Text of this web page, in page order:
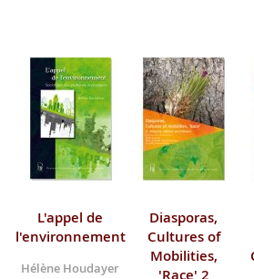
L'appel de
l'environnement
Hélène Houdayer
Diasporas,
Cultures of
Mobilities,
'Race' 2